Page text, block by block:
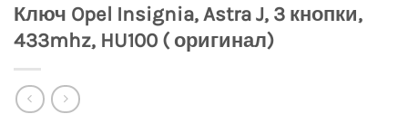
Ключ Opel Insignia, Astra J, 3 кнопки,
433mhz, HU100 ( оригинал)